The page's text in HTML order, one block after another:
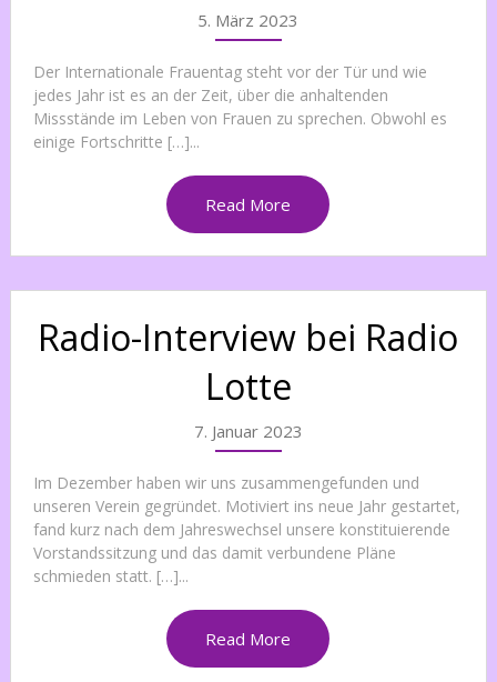
5. März 2023
Der Internationale Frauentag steht vor der Tür und wie
jedes Jahr ist es an der Zeit, über die anhaltenden
Missstände im Leben von Frauen zu sprechen. Obwohl es
einige Fortschritte […]...
Read More
Radio-Interview bei Radio
Lotte
7. Januar 2023
Im Dezember haben wir uns zusammengefunden und
unseren Verein gegründet. Motiviert ins neue Jahr gestartet,
fand kurz nach dem Jahreswechsel unsere konstituierende
Vorstandssitzung und das damit verbundene Pläne
schmieden statt. […]...
Read More